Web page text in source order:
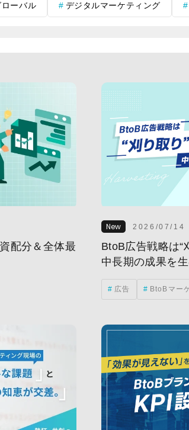
ローバル デジタルマーケティング
ィング 営業戦略 PRM
DX
ボット ツール選定 トランスクリ
BPM BtoB企業 MA(マーケテ
サイト構築 市場動向
SNS
オウンドメディア
ジェネレーション) トレンド ホ
手法 施策
配分＆全体最
2026/07/14
BtoB広告戦略は“
中長期の成果を
広告 BtoBマー